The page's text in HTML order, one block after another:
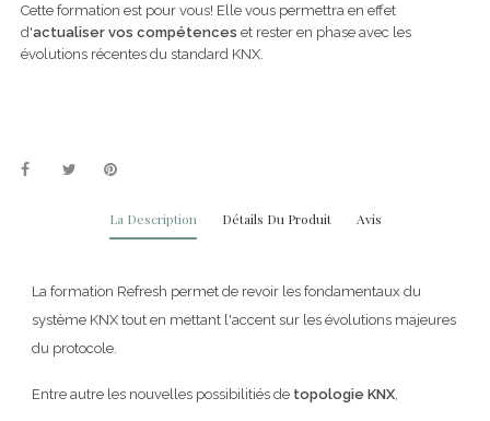
Cette formation est pour vous! Elle vous permettra en effet
d'actualiser vos compétences et rester en phase avec les
évolutions récentes du standard KNX.
La Description Détails Du Produit Avis
La formation Refresh permet de revoir les fondamentaux du
système KNX tout en mettant l'accent sur les évolutions majeures
du protocole.
Entre autre les nouvelles possibilitiés de topologie KNX